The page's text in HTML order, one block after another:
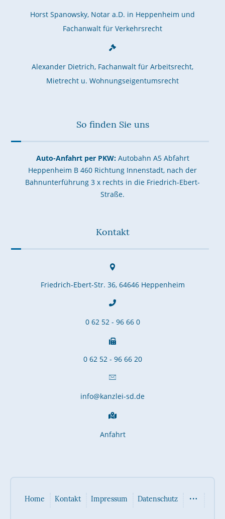
Horst Spanowsky, Notar a.D. in Heppenheim und
Fachanwalt für Verkehrsrecht
Alexander Dietrich, Fachanwalt für Arbeitsrecht,
Mietrecht u. Wohnungseigentumsrecht
So finden Sie uns
Auto-Anfahrt per PKW:Autobahn A5 Abfahrt
Heppenheim B 460 Richtung Innenstadt, nach der
Bahnunterführung 3 x rechts in die Friedrich-Ebert-
Straße.
Kontakt
Friedrich-Ebert-Str. 36, 64646 Heppenheim
0 62 52 - 96 66 0
0 62 52 - 96 66 20
info@kanzlei-sd.de
Anfahrt
Home Kontakt Impressum Datenschutz